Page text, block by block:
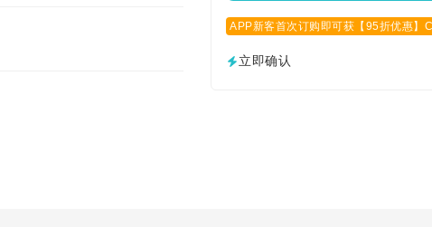
APP新客首次订购即可获【95折优惠】
立即确认